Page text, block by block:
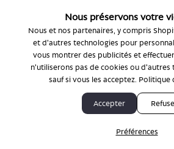
1-877-755-6659
support@bonlook.com
© BonLook 2026 operated by BonLook Optique &
Dr. Frederic Marchand, optométriste.
Nous préservons votre
Nous et nos partenaires, y compris
et d'autres technologies pour
vous montrer des publicités et
n'utiliserons pas de cookies ou d'autres
sauf si vous les acceptez. Politique
Accepter
Préférences